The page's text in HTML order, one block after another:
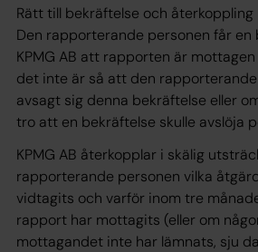
Rätt till bekräftelse och återkoppling
Den rapporterande personen får en
KPMG AB att rapporten är
det inte är så att den
avsagt sig denna bekräftelse eller
tro att en bekräftelse skulle avslöja
KPMG AB återkopplar i skälig
rapporterande personen vilka
vidtagits och varför inom tre
rapport har mottagits (eller om
mottagandet inte har lämnats, sju